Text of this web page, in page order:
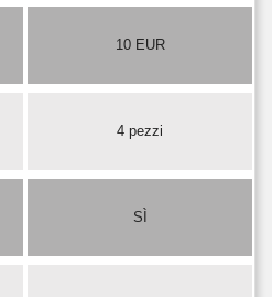
10 EUR
4 pezzi
SÌ